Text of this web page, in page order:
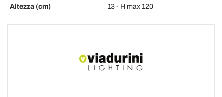
Altezza (cm)
13 - H max 120